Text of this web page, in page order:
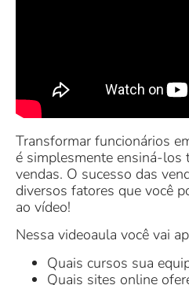
Transformar funcionários
é simplesmente ensiná-los
vendas. O sucesso das
diversos fatores que você
ao vídeo!
Nessa videoaula você vai
Quais cursos sua
Quais sites online